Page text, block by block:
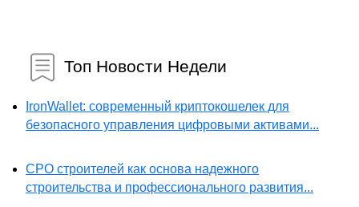
Топ Новости Недели
IronWallet: современный криптокошелек для
безопасного управления цифровыми активами...
СРО строителей как основа надежного
строительства и профессионального развития...